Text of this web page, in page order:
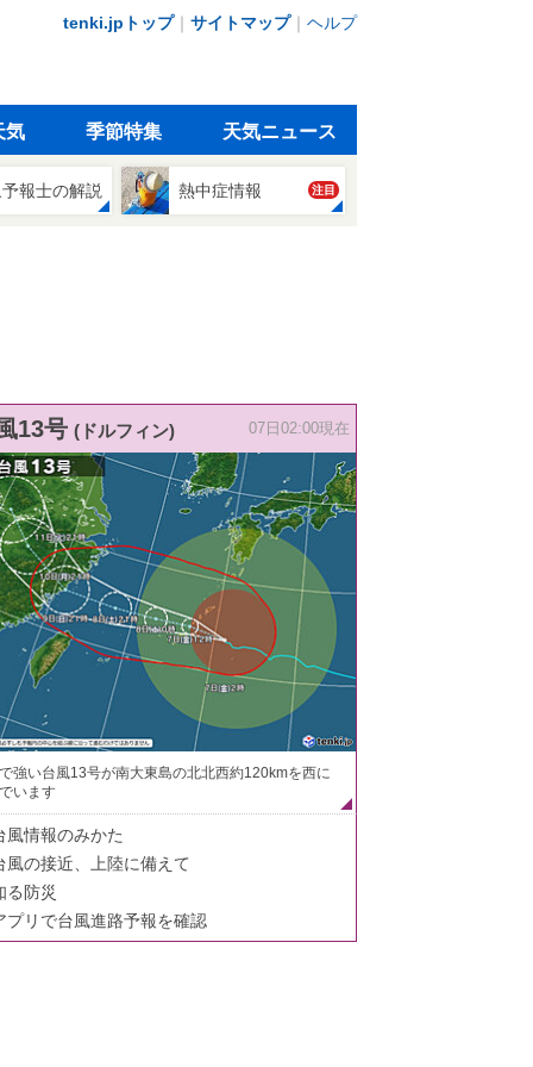
tenki.jpトップ｜ サイトマップ｜ ヘルプ
気 季節特集 天気ニュース
報士の解説 熱中症情報 注目
13号 (ドルフィン) 07日02:00現在
強い台風13号が南大東島の北北西約120kmを西に
います
風情報のみかた
風の接近、上陸に備えて
る防災
プリで台風進路予報を確認